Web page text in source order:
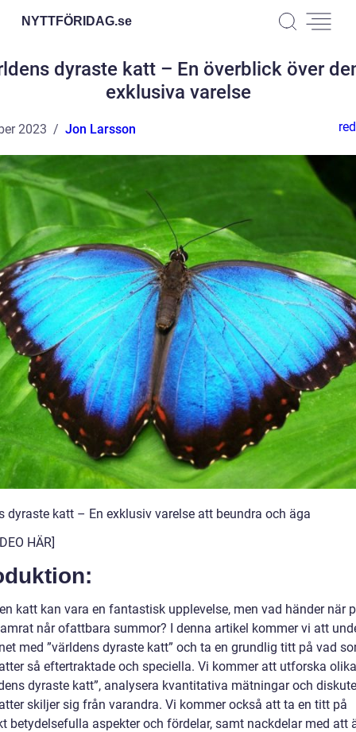
NYTTFÖRIDAG.se
dyraste katt – En överblick över
exklusiva varelse
2023 Jon Larsson
dyraste katt – En exklusiv varelse att beundra och äga
HÄR]
katt kan vara en fantastisk upplevelse, men vad händer när
når ofattbara summor? I denna artikel kommer vi att
med ”världens dyraste katt” och ta en grundlig titt på vad
så eftertraktade och speciella. Vi kommer att utforska
dyraste katt”, analysera kvantitativa mätningar och
skiljer sig från varandra. Vi kommer också att ta en titt på
betydelsefulla aspekter och fördelar, samt nackdelar med att